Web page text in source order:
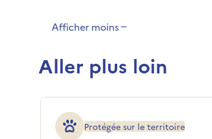
Afficher moins
Aller plus loin
Protégée sur le territoire